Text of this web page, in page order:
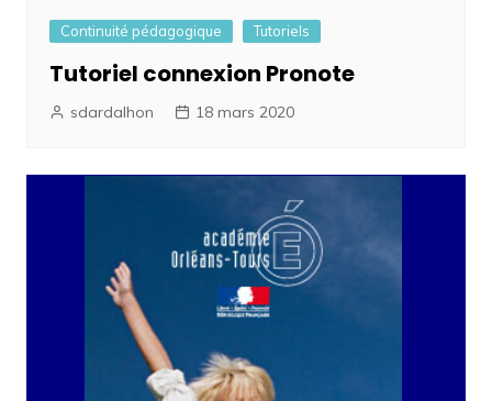
Continuité pédagogique Tutoriels
Tutoriel connexion Pronote
sdardalhon 18 mars 2020